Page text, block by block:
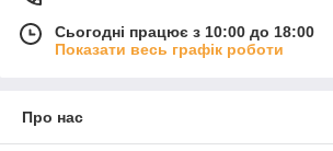
Сьогодні працює з 10:00 до 18:00
Показати весь графік роботи
Про нас